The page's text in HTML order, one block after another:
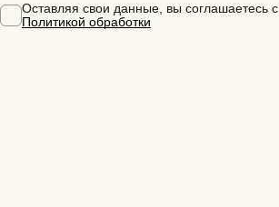
Оставляя свои данные, вы соглашаетесь с
Политикой обработки